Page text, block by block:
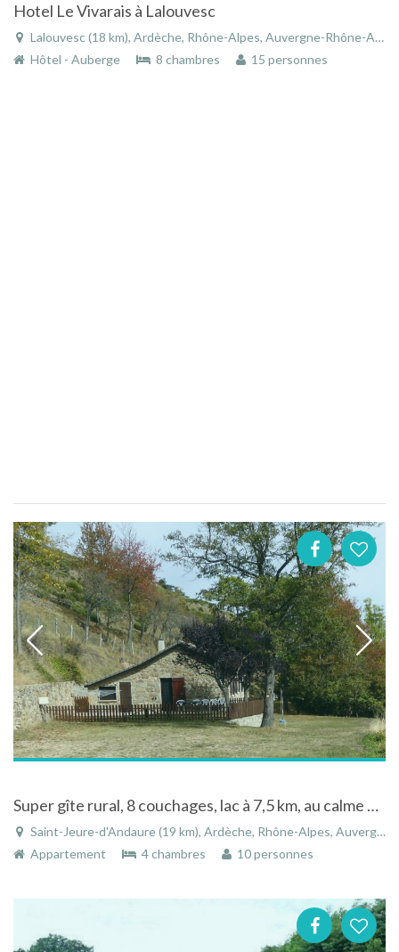
Hotel Le Vivarais à Lalouvesc
Lalouvesc (18 km), Ardèche, Rhône-Alpes, Auvergne-Rhône-Alpes, France
Hôtel - Auberge
8 chambres 15 personnes
Super gîte rural, 8 couchages, lac à 7,5 km, au calme dans la nature, en Ardèche Rhône-Alpes France dans une batisse en pierres
Saint-Jeure-d'Andaure (19 km), Ardèche, Rhône-Alpes, Auvergne-Rhône-Alpes, France
Appartement
4 chambres 10 personnes